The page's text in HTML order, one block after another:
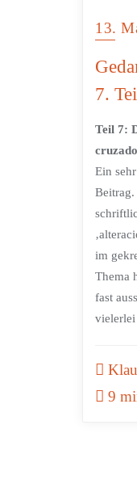
13.
7.
Teil 7:
cruzado
Ein
Beitrag.
im
Thema
fast
9